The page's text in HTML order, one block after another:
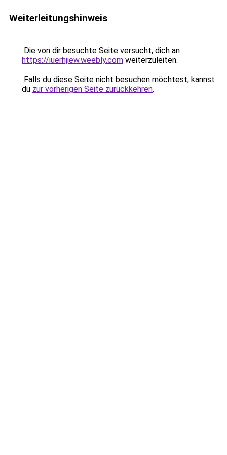
Weiterleitungshinweis
Die von dir besuchte Seite versucht, dich an
https://iuerhjiew.weebly.com weiterzuleiten.
Falls du diese Seite nicht besuchen möchtest, kannst
du zur vorherigen Seite zurückkehren.